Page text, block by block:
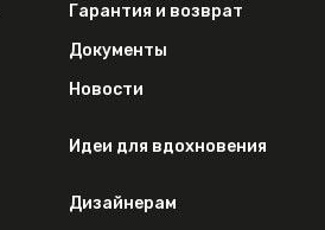
Гарантия и возврат
Документы
Новости
Идеи для вдохновения
Дизайнерам